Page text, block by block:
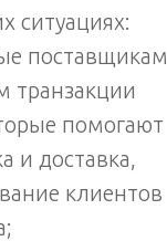
поставщикам
транзакции
помогают
и доставка,
клиентов